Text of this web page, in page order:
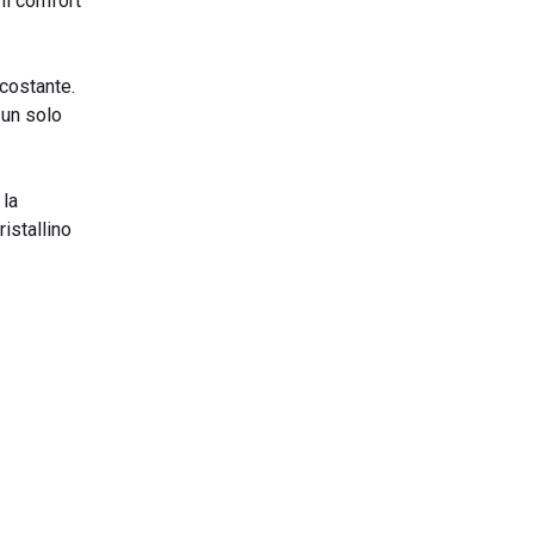
solo